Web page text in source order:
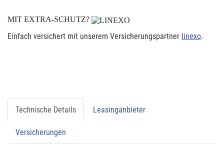
MIT EXTRA-SCHUTZ?
Einfach versichert mit unserem Versicherungspartner linexo.
Technische Details Leasinganbieter
Versicherungen